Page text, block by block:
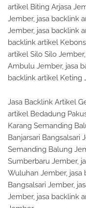
artikel Biting Arjasa
Jember, jasa backlink
Jember, jasa backlink
backlink artikel
artikel Silo Silo
Ambulu Jember, jasa
backlink artikel Keting
Jasa Backlink Artikel
artikel Bedadung
Karang Semanding
Banjarsari Bangsalsari
Semanding Balung
Sumberbaru Jember,
Wuluhan Jember, jasa
Bangsalsari Jember,
Jember, jasa backlink